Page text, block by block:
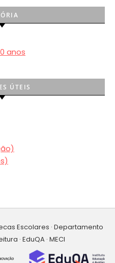
anos
ÚTEIS
Escolares · Departamento
· EduQA · MECI